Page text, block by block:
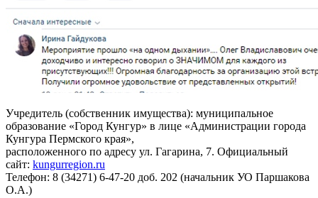
Учредитель (собственник имущества): муниципальное
образование «Город Кунгур» в лице «Администрации города
Кунгура Пермского края»,
расположенного по адресу ул. Гагарина, 7. Официальный
сайт: kungurregion.ru
Телефон: 8 (34271) 6-47-20 доб. 202 (начальник УО Паршакова
О.А.)